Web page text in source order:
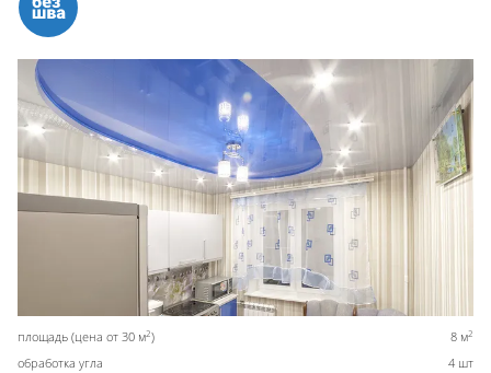
площадь (цена от 30 м2) 8 м2
обработка угла 4 шт